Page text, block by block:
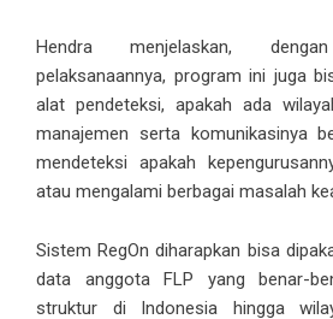
Hendra menjelaskan,
pelaksanaannya, program ini juga
alat pendeteksi, apakah ada
manajemen serta komunikasinya
mendeteksi apakah
atau mengalami berbagai masalah
Sistem RegOn diharapkan bisa
data anggota FLP yang benar-
struktur di Indonesia hingga